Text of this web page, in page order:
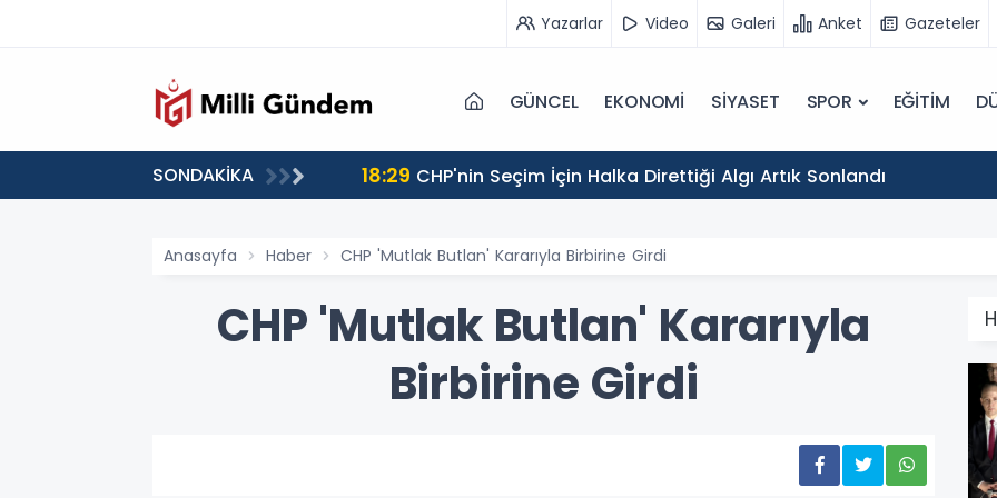
Yazarlar Video Galeri Anket Gazeteler
GÜNCEL EKONOMİ SİYASET SPOR EĞİTİM
SONDAKİKA 18:29 CHP'nin Seçim İçin Halka Direttiği Algı Artık Sonlandı
Anasayfa Haber CHP 'Mutlak Butlan' Kararıyla Birbirine Girdi
CHP 'Mutlak Butlan' Kararıyla
Birbirine Girdi